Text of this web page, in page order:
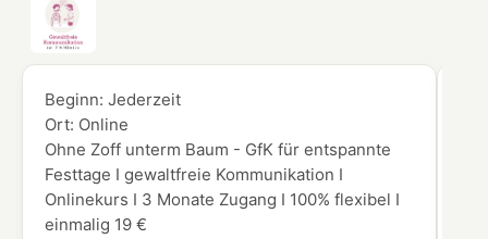
Beginn:Jederzeit
Ort: Online
Ohne Zoff unterm Baum - GfK für entspannte
Festtage I gewaltfreie Kommunikation I
Onlinekurs I 3 Monate Zugang I 100% flexibel I
einmalig 19 €